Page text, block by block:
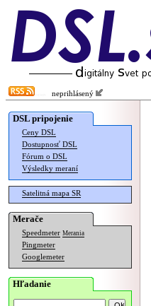
neprihlásený
DSL pripojenie
Ceny DSL
Dostupnosť DSL
Fórum o DSL
Výsledky meraní
Satelitná mapa SR
Merače
Speedmeter Merania
Pingmeter
Googlemeter
Hľadanie